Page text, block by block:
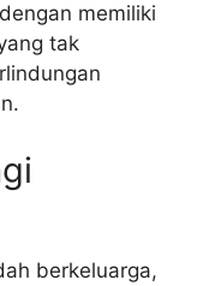
memiliki
tak
berkeluarga,